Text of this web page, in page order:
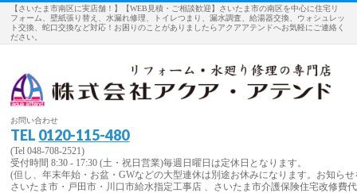
【さいたま市南区に実店舗！】【WEB見積・ご相談歓迎】さいたま市の南区を中心に住宅リ
フォーム、壁紙張り替え、水漏れ修理、トイレつまり、漏水調査、給湯器交換、ウォシュレッ
ト交換、蛇口交換など対応！お困りのことがありましたらアクアアテンドへお気軽にご連絡く
ださい。
お問い合わせ
TEL 0120-115-480
(Tel 048-708-2521)
受付時間 8:30 - 17:30 (土・祝日営業)毎週日曜日は定休日となります。
(但し、年末年始・お盆・GWなどの大型連休は別途お休みになります。お知ら
さいたま市・戸田市・川口市給水指定工事店 、さいたま市介護保険住宅改修費